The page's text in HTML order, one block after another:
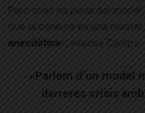
Però quan es parla del
que la censura és una
anecdòtica«, exposa Camps.
«Parlem d’un
darreres crisis